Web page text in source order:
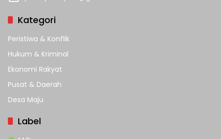
Kategori
Peristiwa & Konflik
Hukum & Kriminal
Ekonomi Rakyat
Pusat & Daerah
Desa Maju
Label